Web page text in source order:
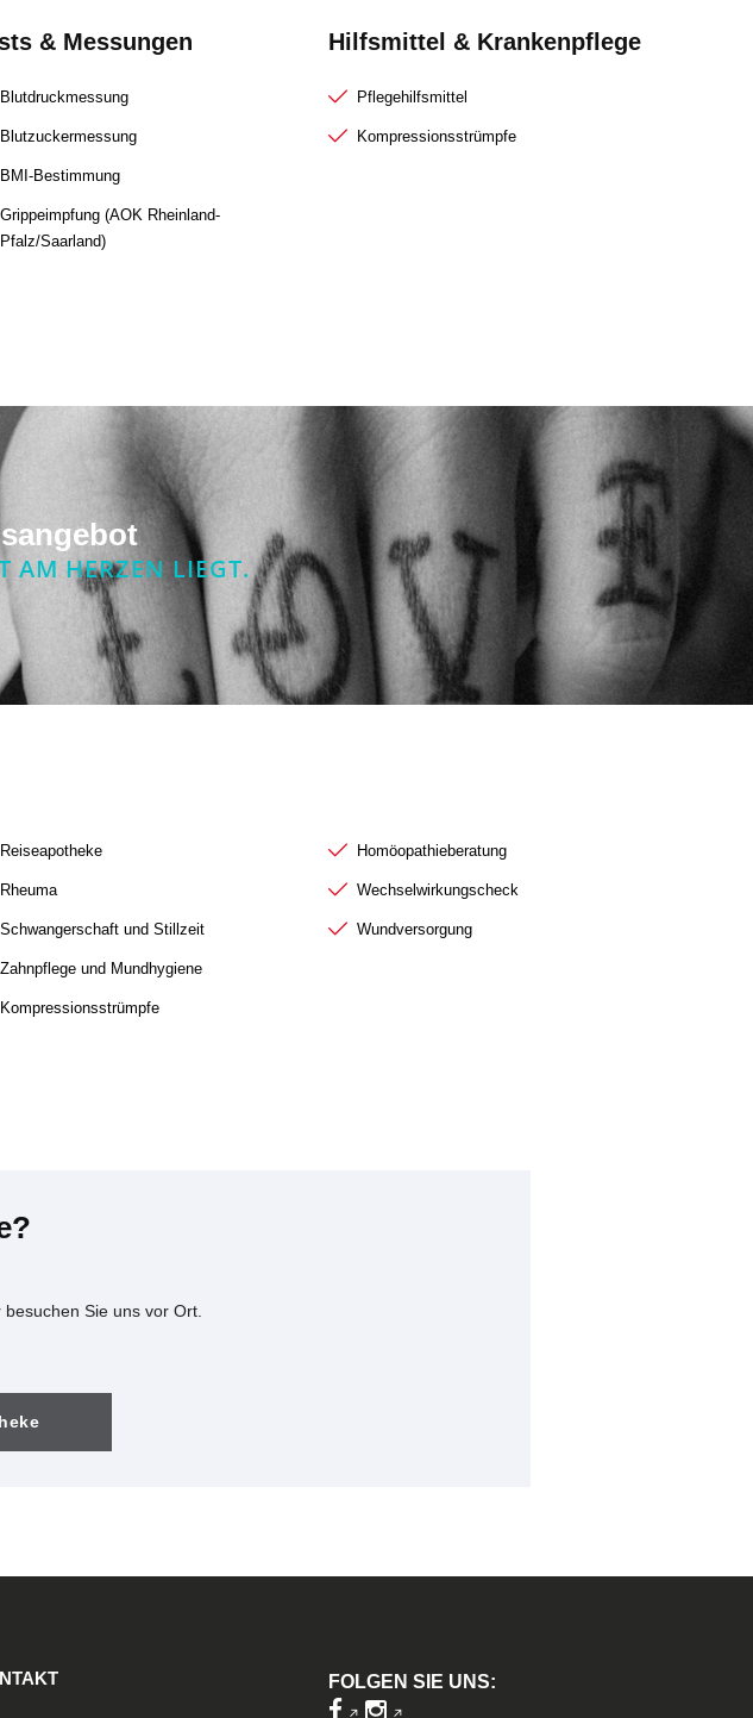
& Messungen
Blutdruckmessung
Blutzuckermessung
BMI-Bestimmung
Grippeimpfung (AOK Rheinland-
Pfalz/Saarland)
Hilfsmittel & Krankenpflege
Pflegehilfsmittel
Kompressionsstrümpfe
AM HERZEN LIEGT.
Reiseapotheke
Rheuma
Schwangerschaft und Stillzeit
Zahnpflege und Mundhygiene
Kompressionsstrümpfe
Homöopathieberatung
Wechselwirkungscheck
Wundversorgung
besuchen Sie uns vor Ort.
FOLGEN SIE UNS: